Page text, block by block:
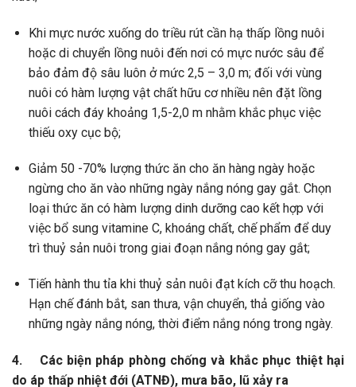
Khi mực nước xuống do triều rút cần hạ thấp lồng nuôi
hoặc di chuyển lồng nuôi đến nơi có mực nước sâu để
bảo đảm độ sâu luôn ở mức 2,5 – 3,0 m; đối với vùng
nuôi có hàm lượng vật chất hữu cơ nhiều nên đặt lồng
nuôi cách đáy khoảng 1,5-2,0 m nhằm khắc phục việc
thiếu oxy cục bộ;
Giảm 50 -70% lượng thức ăn cho ăn hàng ngày hoặc
ngừng cho ăn vào những ngày nắng nóng gay gắt. Chọn
loại thức ăn có hàm lượng dinh dưỡng cao kết hợp với
việc bổ sung vitamine C, khoáng chất, chế phẩm để duy
trì thuỷ sản nuôi trong giai đoạn nắng nóng gay gắt;
Tiến hành thu tỉa khi thuỷ sản nuôi đạt kích cỡ thu hoạch.
Hạn chế đánh bắt, san thưa, vận chuyển, thả giống vào
những ngày nắng nóng, thời điểm nắng nóng trong ngày.
4. Các biện pháp phòng chống và khắc phục thiệt hại
do áp thấp nhiệt đới (ATNĐ), mưa bão, lũ xảy ra